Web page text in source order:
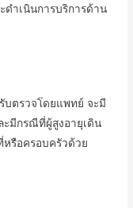
ดำเนินการบริการด้าน
บตรวจโดยแพทย์ จะมี
มีกรณีที่ผู้สูงอายุเดิน
หรือครอบครัวด้วย